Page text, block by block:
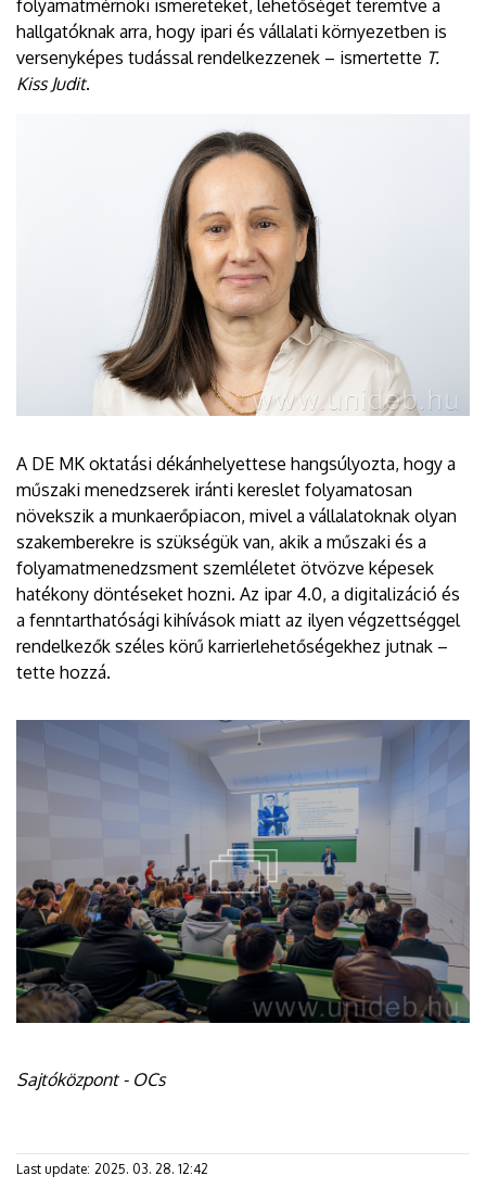
folyamatmérnöki ismereteket, lehetőséget teremtve a
hallgatóknak arra, hogy ipari és vállalati környezetben is
versenyképes tudással rendelkezzenek – ismertette T.
Kiss Judit.
A DE MK oktatási dékánhelyettese hangsúlyozta, hogy a
műszaki menedzserek iránti kereslet folyamatosan
növekszik a munkaerőpiacon, mivel a vállalatoknak olyan
szakemberekre is szükségük van, akik a műszaki és a
folyamatmenedzsment szemléletet ötvözve képesek
hatékony döntéseket hozni. Az ipar 4.0, a digitalizáció és
a fenntarthatósági kihívások miatt az ilyen végzettséggel
rendelkezők széles körű karrierlehetőségekhez jutnak –
tette hozzá.
Sajtóközpont - OCs
Last update: 2025. 03. 28. 12:42